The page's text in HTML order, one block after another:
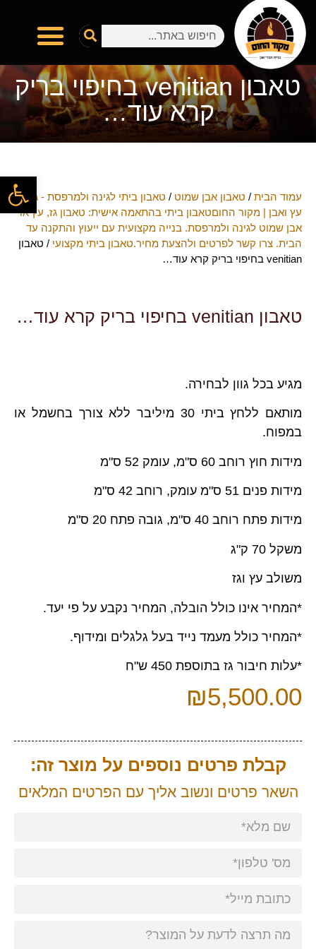
טאבון venitian בחיפוי בריק
קרא עוד…
עמוד הבית / טאבון אבן שמוט / טאבון ביתי לגינה ולמרפסת - גז,
עץ ואבן | מקור החוםטאבון ביתי בהתאמה אישית: טאבון גז, עץ או
אבן שמוט לגינה ולמרפסת. בנייה מקצועית עם ייעוץ והתקנה עד
הבית. צרו קשר לפרטים ולהצעת מחיר.טאבון ביתי מקצועי / טאבון
venitian בחיפוי בריק קרא עוד…
טאבון venitian בחיפוי בריק קרא עוד…
מגיע בכל גוון לבחירה.
מותאם ללחץ ביתי 30 מיליבר ללא צורך בחשמל או
במפוח.
מידות חוץ רוחב 60 ס"מ, עומק 52 ס"מ
מידות פנים 51 ס"מ עומק, רוחב 42 ס"מ
מידות פתח רוחב 40 ס"מ, גובה פתח 20 ס"מ
משקל 70 ק"ג
משולב עץ וגז
*המחיר אינו כולל הובלה, המחיר נקבע על פי יעד.
*המחיר כולל מעמד נייד בעל גלגלים ומידוף.
*עלות חיבור גז בתוספת 450 ש"ח
₪5,500.00
קבלת פרטים נוספים על מוצר זה:
השאר פרטים ונשוב אליך עם הפרטים המלאים